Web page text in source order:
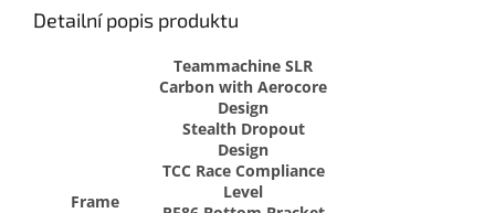
Detailní popis produktu
Frame
Teammachine SLR
Carbon with Aerocore
Design
Stealth Dropout
Design
TCC Race Compliance
Level